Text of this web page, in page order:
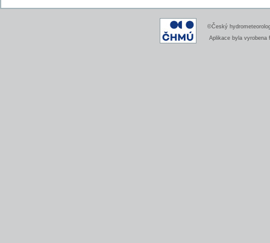
©Český
Aplikace byla vyrobena